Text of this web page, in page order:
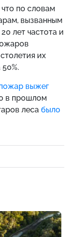
по словам
вызванным
лет частота и
их
выжег
в прошлом
леса было